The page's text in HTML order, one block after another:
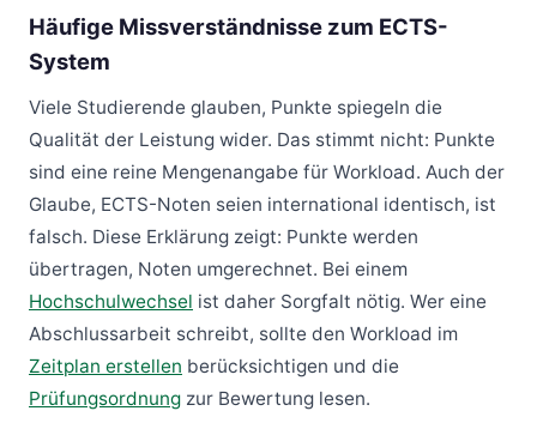
Häufige Missverständnisse zum ECTS-
System
Viele Studierende glauben, Punkte spiegeln die
Qualität der Leistung wider. Das stimmt nicht: Punkte
sind eine reine Mengenangabe für Workload. Auch der
Glaube, ECTS-Noten seien international identisch, ist
falsch. Diese Erklärung zeigt: Punkte werden
übertragen, Noten umgerechnet. Bei einem
Hochschulwechsel ist daher Sorgfalt nötig. Wer eine
Abschlussarbeit schreibt, sollte den Workload im
Zeitplan erstellen berücksichtigen und die
Prüfungsordnung zur Bewertung lesen.